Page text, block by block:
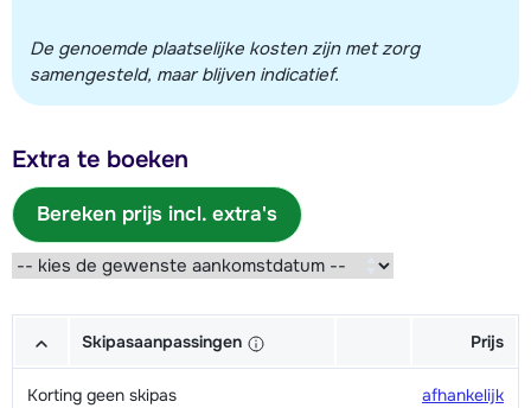
De genoemde plaatselijke kosten zijn met zorg
samengesteld, maar blijven indicatief.
Extra te boeken
Bereken prijs incl. extra's
Skipasaanpassingen Prijs
Korting geen skipas
afhankelijk